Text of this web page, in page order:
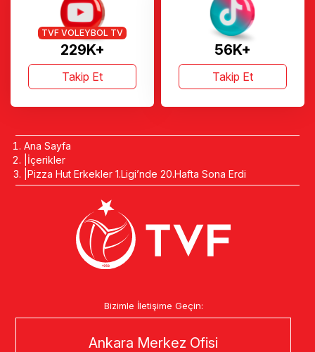
229K+
TVF VOLEYBOL TV
Takip Et
56K+
Takip Et
Ana Sayfa
İçerikler
Pizza Hut Erkekler 1.Ligi’nde 20.Hafta Sona Erdi
Bizimle İletişime Geçin:
Ankara Merkez Ofisi